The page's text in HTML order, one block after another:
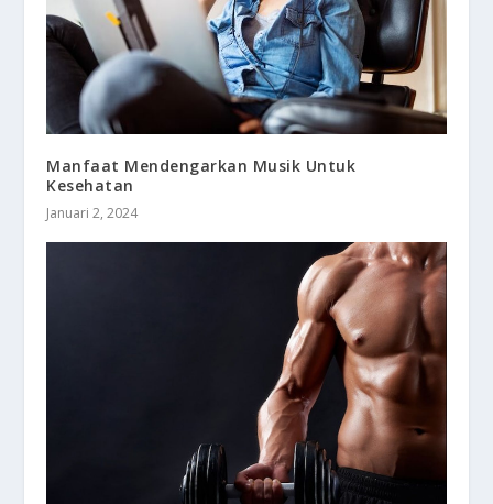
Manfaat Mendengarkan Musik Untuk
Kesehatan
Januari 2, 2024